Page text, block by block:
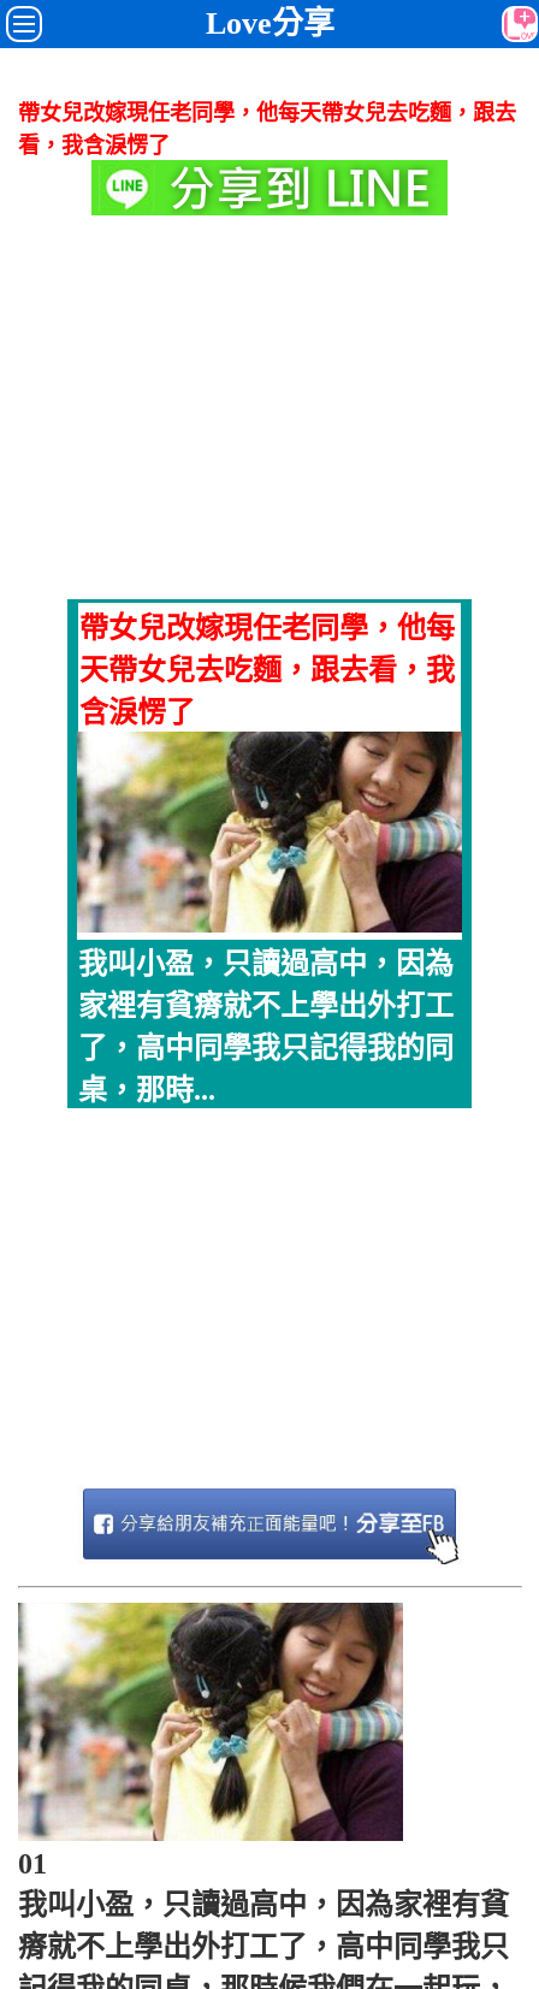
Love分享
帶女兒改嫁現任老同學，他每天帶女兒去吃麵，跟去
看，我含淚愣了
帶女兒改嫁現任老同學，他每
天帶女兒去吃麵，跟去看，我
含淚愣了
我叫小盈，只讀過高中，因為
家裡有貧瘠就不上學出外打工
了，高中同學我只記得我的同
桌，那時...
01
我叫小盈，只讀過高中，因為家裡有貧
瘠就不上學出外打工了，高中同學我只